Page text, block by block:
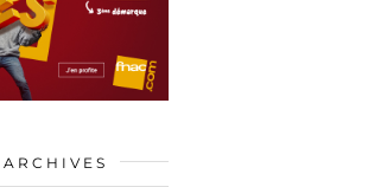
ARCHIVES